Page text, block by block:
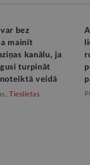
bez
mainīt
kanālu, ja
turpināt
veidā
Tieslietas